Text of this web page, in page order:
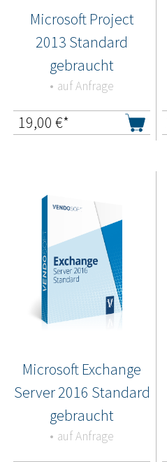
Microsoft Project
2013 Standard
gebraucht
auf Anfrage
19,00 €*
Microsoft Exchange
Server 2016 Standard
gebraucht
auf Anfrage